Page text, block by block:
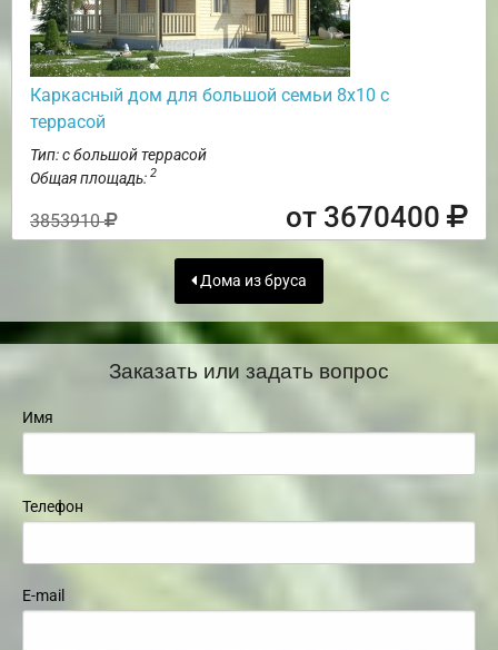
Каркасный дом для большой семьи 8х10 с
террасой
Тип: с большой террасой
Общая площадь: 2
3853910 от 3670400
Дома из бруса
Заказать или задать вопрос
Имя
Телефон
E-mail